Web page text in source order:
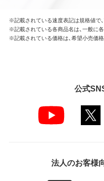
※記載されている速度表記は規格値で
※記載されている各商品名は、一般に
※記載されている価格は、希望小売価格
公式
法人のお客様